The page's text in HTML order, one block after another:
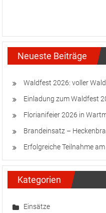
Neueste Beiträge
Waldfest 2026: voller
Einladung zum Waldfest
Florianifeier 2026 in
Brandeinsatz –
Erfolgreiche Teilnahme
Kategorien
Einsätze